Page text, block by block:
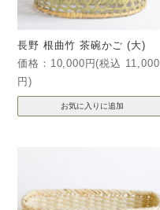
長野 根曲竹 茶碗かご (大)
価格：10,000円(税込 11,000
円)